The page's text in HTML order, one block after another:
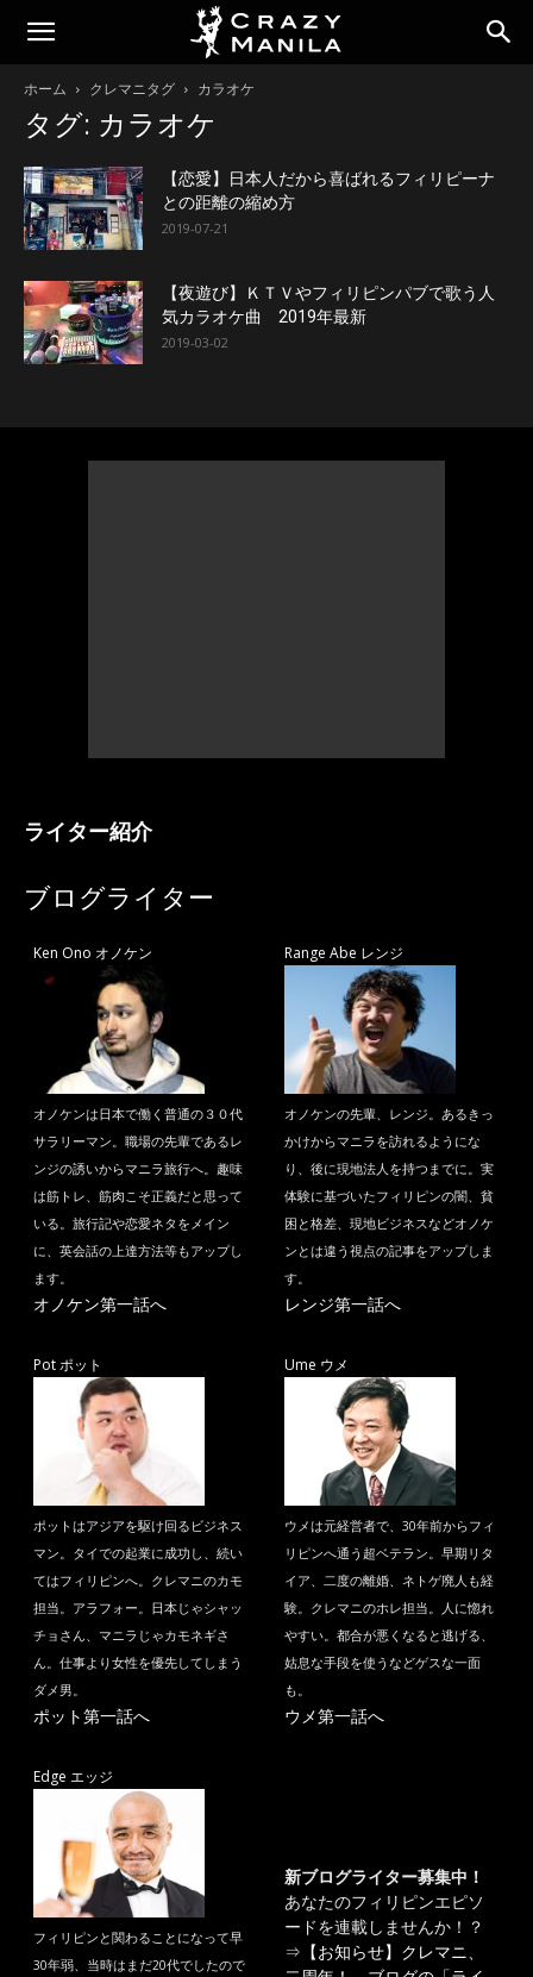
ホーム クレマニタグ カラオケ
タグ: カラオケ
【恋愛】日本人だから喜ばれるフィリピーナ
との距離の縮め方
2019-07-21
【夜遊び】ＫＴＶやフィリピンパブで歌う人
気カラオケ曲 2019年最新
2019-03-02
ライター紹介
ブログライター
Ken Ono オノケン
オノケンは日本で働く普通の３０代
サラリーマン。職場の先輩であるレ
ンジの誘いからマニラ旅行へ。趣味
は筋トレ、筋肉こそ正義だと思って
いる。旅行記や恋愛ネタをメイン
に、英会話の上達方法等もアップし
ます。
オノケン第一話へ
Range Abe レンジ
オノケンの先輩、レンジ。あるきっ
かけからマニラを訪れるようにな
り、後に現地法人を持つまでに。実
体験に基づいたフィリピンの闇、貧
困と格差、現地ビジネスなどオノケ
ンとは違う視点の記事をアップしま
す。
レンジ第一話へ
Pot ポット
ポットはアジアを駆け回るビジネス
マン。タイでの起業に成功し、続い
てはフィリピンへ。クレマニのカモ
担当。アラフォー。日本じゃシャッ
チョさん、マニラじゃカモネギさ
ん。仕事より女性を優先してしまう
ダメ男。
ポット第一話へ
Ume ウメ
ウメは元経営者で、30年前からフィ
リピンへ通う超ベテラン。早期リタ
イア、二度の離婚、ネトゲ廃人も経
験。クレマニのホレ担当。人に惚れ
やすい。都合が悪くなると逃げる、
姑息な手段を使うなどゲスな一面
も。
ウメ第一話へ
Edge エッジ
フィリピンと関わることになって早
30年弱、当時はまだ20代でしたので
新ブログライター募集中！
あなたのフィリピンエピソ
ードを連載しませんか！？
⇒ 【お知らせ】クレマニ、